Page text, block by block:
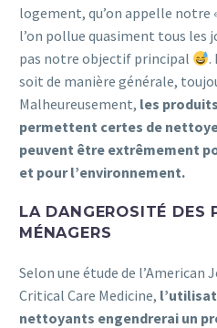
logement, qu’on appelle notre
l’on pollue quasiment tous les
pas notre objectif principal
.
soit de manière générale,
Malheureusement, les
permettent certes de
peuvent être extrêmement
et pour l’environnement.
LA DANGEROSITÉ DES
MÉNAGERS
Selon une étude de l’American
Critical Care Medicine,
nettoyants engendrerai un